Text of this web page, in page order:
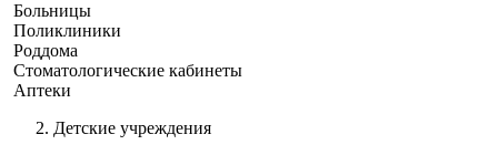
Больницы
Поликлиники
Роддома
Стоматологические кабинеты
Аптеки
Детские учреждения